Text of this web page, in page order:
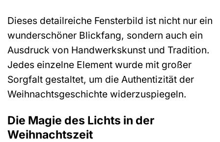
Dieses detailreiche Fensterbild ist nicht nur ein
wunderschöner Blickfang, sondern auch ein
Ausdruck von Handwerkskunst und Tradition.
Jedes einzelne Element wurde mit großer
Sorgfalt gestaltet, um die Authentizität der
Weihnachtsgeschichte widerzuspiegeln.
Die Magie des Lichts in der
Weihnachtszeit